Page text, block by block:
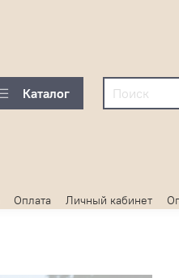
Каталог
Оплата Личный кабинет